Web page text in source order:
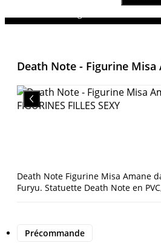
Death Note - Figurine Misa
Death Note Figurine Misa Amane
Furyu. Statuette Death Note en
Précommande